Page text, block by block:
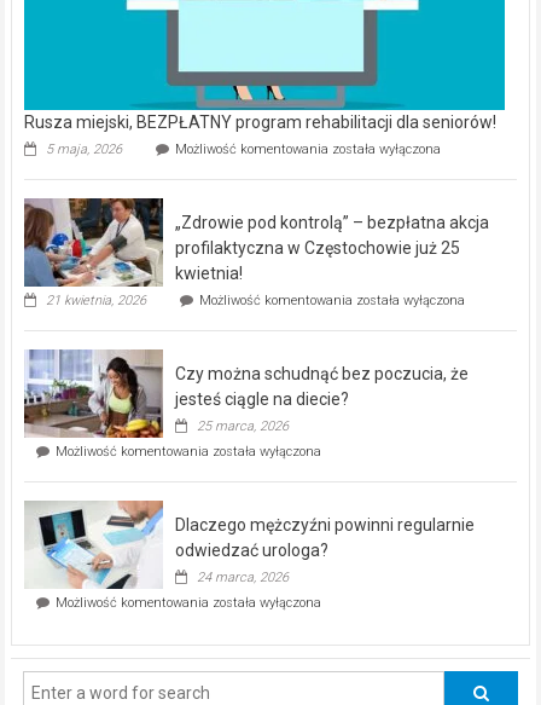
Rusza miejski, BEZPŁATNY program rehabilitacji dla seniorów!
5 maja, 2026 Możliwość komentowania Rusza
rehabilitacji
dla
została wyłączona
„Zdrowie pod kontrolą” – bezpłatna akcja
profilaktyczna w Częstochowie już 25
kwietnia!
21 kwietnia, 2026 Możliwość komentowania „Zdrowie
bezpłatna
została wyłączona
Czy można schudnąć bez poczucia, że
jesteś ciągle na diecie?
25 marca, 2026
Możliwość komentowania Czy
poczucia,
że
ciągle
na
została wyłączona
Dlaczego mężczyźni powinni regularnie
odwiedzać urologa?
24 marca, 2026
Możliwość komentowania Dlaczego
regularnie
została wyłączona